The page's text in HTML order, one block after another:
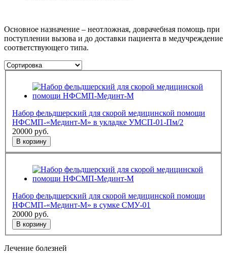
Основное назначение – неотложная, доврачебная помощь при
поступлении вызова и до доставки пациента в медучреждение
соответствующего типа.
Набор фельдшерский для скорой медицинской помощи
НФСМП-«Мединт-М» в укладке УМСП-01-Пм/2
20000 руб.
В корзину
Набор фельдшерский для скорой медицинской помощи
НФСМП-«Мединт-М» в сумке СМУ-01
20000 руб.
В корзину
Лечение болезней